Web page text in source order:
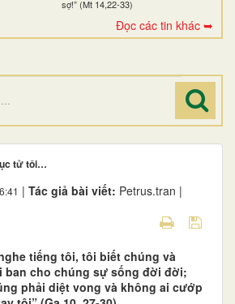
sợ!” (Mt 14,22-33)
Đọc các tin khác ➥
tử tôi…
| Tác giả bài viết: Petrus.tran |
tiếng tôi, tôi biết chúng và
ban cho chúng sự sống đời đời;
phải diệt vong và không ai cướp